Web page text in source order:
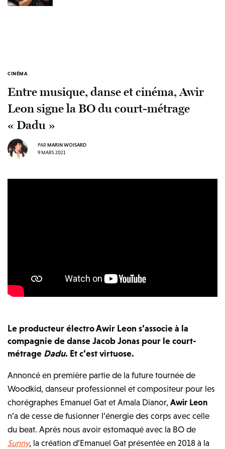
CINÉMA
Entre musique, danse et cinéma, Awir
Leon signe la BO du court-métrage
« Dadu »
PAR MARIN WOISARD
9 MARS 2021
Le producteur électro Awir Leon s’associe à la
compagnie de danse Jacob Jonas pour le court-
métrage Dadu. Et c’est virtuose.
Annoncé en première partie de la future tournée de
Woodkid, danseur professionnel et compositeur pour les
chorégraphes Emanuel Gat et Amala Dianor,Awir Leon
n’a de cesse de fusionner l’énergie des corps avec celle
du beat. Après nous avoir estomaqué avec la BO de
Sunny, la création d’Emanuel Gat présentée en 2018 à la